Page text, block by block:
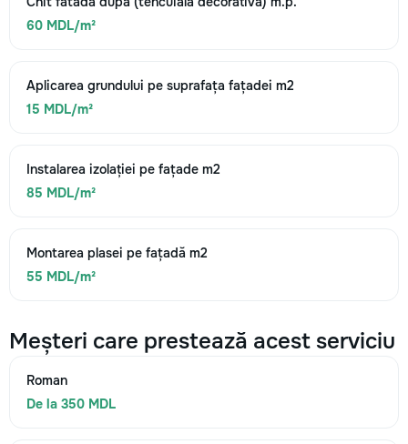
60 MDL/m²
Aplicarea grundului pe suprafața fațadei m2
15 MDL/m²
Instalarea izolației pe fațade m2
85 MDL/m²
Montarea plasei pe fațadă m2
55 MDL/m²
Meșteri care prestează acest serviciu
Roman
De la 350 MDL